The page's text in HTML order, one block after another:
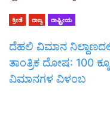
ಕ್ರೀಡೆ ರಾಜ್ಯ ರಾಷ್ಟ್ರೀಯ
ದೆಹಲಿ ವಿಮಾನ
ತಾಂತ್ರಿಕ ದೋಷ: 100 ಕ್ಕೂ
ವಿಮಾನಗಳ ವಿಳಂಬ